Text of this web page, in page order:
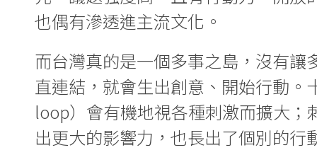
也偶有滲透進主流文化。
而台灣真的是一個多事之島，沒有
直連結，就會生出創意、開始行動
loop）會有機地視各種刺激而擴大
出更大的影響力，也長出了個別的行